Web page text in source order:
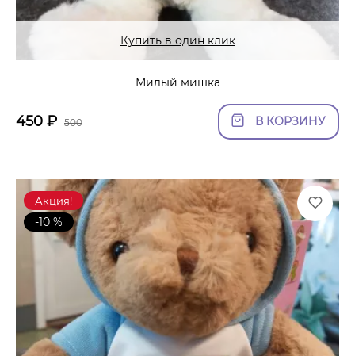
Купить в один клик
Милый мишка
450 ₽ 500 В КОРЗИНУ
Акция!
-10 %